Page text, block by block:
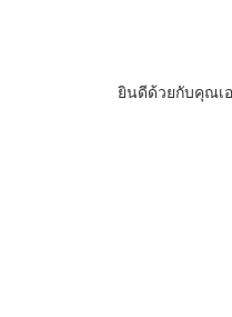
ยินดีด้วยกับคุณเ